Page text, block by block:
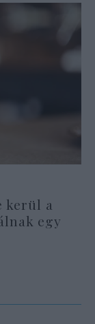
kerül a
egy